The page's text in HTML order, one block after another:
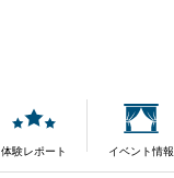
体験レポート イベント情報